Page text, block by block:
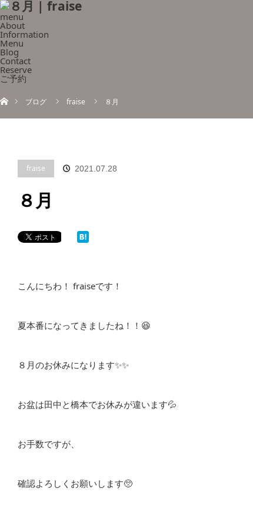
menu
About
Information
Menu
Blog
Contact
Reserve
ご予約
ブログ
fraise ８月
fraise 2021.07.28
８月
こんにちわ！ fraiseです！
夏本番になってきましたね！！😆
８月のお休みになります✨✨
お盆は田中と橋本でお休みが違います💦
お手数ですが、
確認よろしくお願いします🥺